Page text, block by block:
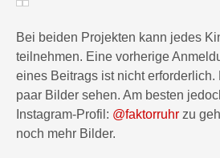
Bei beiden Projekten kann jedes
teilnehmen. Eine vorherige
eines Beitrags ist nicht erforderlich.
paar Bilder sehen. Am besten
Instagram-Profil: @faktorruhr zu
noch mehr Bilder.